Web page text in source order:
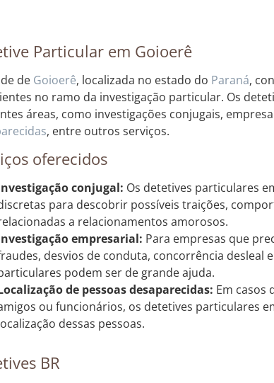
Particular em Goioerê
de Goioerê, localizada no estado do Paraná,
no ramo da investigação particular. Os
áreas, como investigações conjugais,
, entre outros serviços.
oferecidos
conjugal: Os detetives particulares
para descobrir possíveis traições,
a relacionamentos amorosos.
empresarial: Para empresas que
desvios de conduta, concorrência desleal
podem ser de grande ajuda.
de pessoas desaparecidas: Em casos
ou funcionários, os detetives particulares
dessas pessoas.
BR